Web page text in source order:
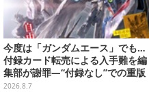
今度は「ガンダムエース」でも…
付録カード転売による入手難を編
集部が謝罪―“付録なし”での重版
対応を進行中
2026.8.7